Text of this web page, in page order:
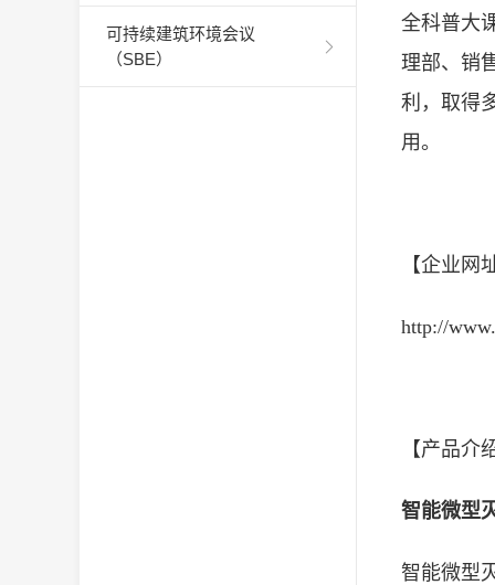
可持续建筑环境会议
（SBE）
全科普大
理部、销
利，取得
用。
【企业网
http://
【产品介
智能微型
智能微型